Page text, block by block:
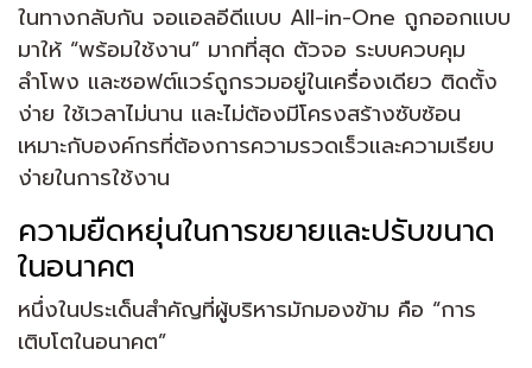
ในทางกลับกัน จอแอลอีดีแบบ All-in-One ถูกออกแบบ
มาให้ “พร้อมใช้งาน” มากที่สุด ตัวจอ ระบบควบคุม
ลำโพง และซอฟต์แวร์ถูกรวมอยู่ในเครื่องเดียว ติดตั้ง
ง่าย ใช้เวลาไม่นาน และไม่ต้องมีโครงสร้างซับซ้อน
เหมาะกับองค์กรที่ต้องการความรวดเร็วและความเรียบ
ง่ายในการใช้งาน
ความยืดหยุ่นในการขยายและปรับขนาด
ในอนาคต
หนึ่งในประเด็นสำคัญที่ผู้บริหารมักมองข้าม คือ “การ
เติบโตในอนาคต”